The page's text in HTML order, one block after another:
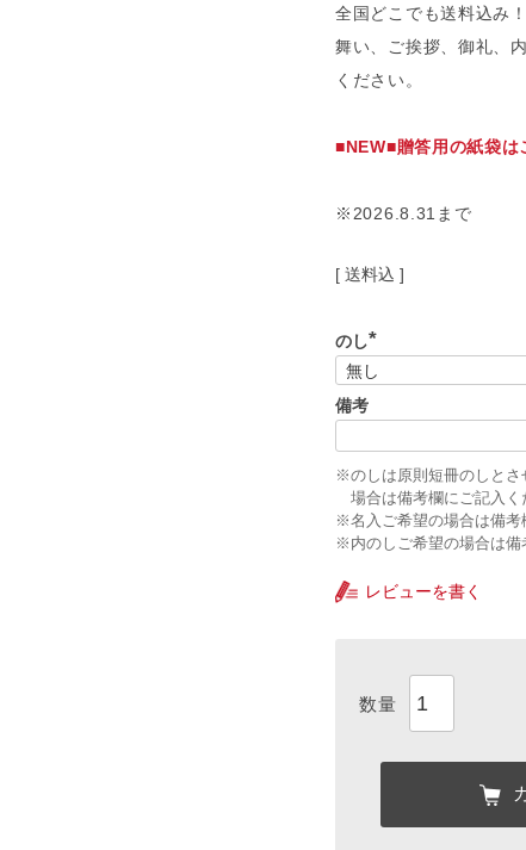
全国どこでも送料込み
舞い、ご挨拶、御礼、
ください。
■NEW■贈答用の紙袋は
※2026.8.31まで
送料込
のし
(
必
須
備考
※のしは原則短冊のしとさ
場合は備考欄にご記入く
※名入ご希望の場合は備考
※内のしご希望の場合は備
レビューを書く